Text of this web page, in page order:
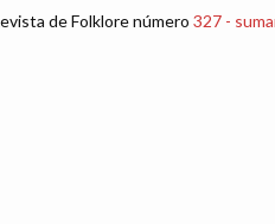
de Folklore número 327 -